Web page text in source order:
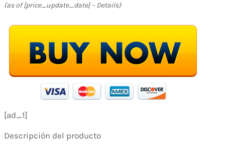
(as of [price_update_date] – Details)
[ad_1]
Descripción del producto